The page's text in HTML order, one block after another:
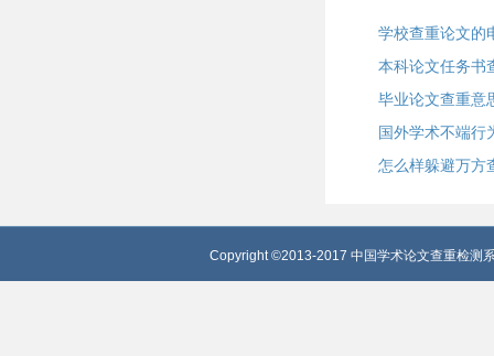
学校查重论文的
本科论文任务书
毕业论文查重意
国外学术不端行
怎么样躲避万方
Copyright ©2013-2017 中国学术论文查重检